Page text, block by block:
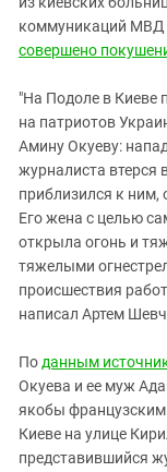
коммуникаций МВД
совершено
"На Подоле в Киеве
на патриотов
Амину Окуеву:
журналиста втерся
приблизился к ним,
Его жена с целью
открыла огонь и
тяжелыми
происшествия
написал Артем
Поданным
Окуева и ее муж
якобы французским
Киеве на улице
представившийся